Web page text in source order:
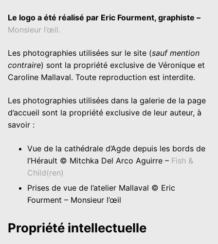
Le logo a été réalisé par Eric Fourment, graphiste –
Monsieur l’œil.
Les photographies utilisées sur le site (sauf mention
contraire) sont la propriété exclusive de Véronique et
Caroline Mallaval. Toute reproduction est interdite.
Les photographies utilisées dans la galerie de la page
d’accueil sont la propriété exclusive de leur auteur, à
savoir :
Vue de la cathédrale d’Agde depuis les bords de
l’Hérault © Mitchka Del Arco Aguirre – Fish &
Child(ren)
Prises de vue de l’atelier Mallaval © Eric
Fourment – Monsieur l’œil
Propriété intellectuelle